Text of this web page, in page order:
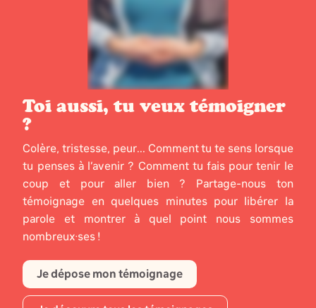
Toi aussi, tu veux témoigner
?
Colère, tristesse, peur... Comment tu te sens lorsque
tu penses à l’avenir ? Comment tu fais pour tenir le
coup et pour aller bien ? Partage-nous ton
témoignage en quelques minutes pour libérer la
parole et montrer à quel point nous sommes
nombreux·ses !
Je dépose mon témoignage